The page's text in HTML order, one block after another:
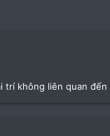
trí không liên quan